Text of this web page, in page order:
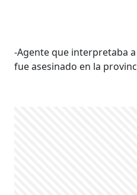
-Agente que interpretaba
fue asesinado en la